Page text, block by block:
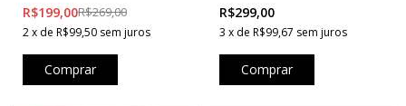
R$199,00R$269,00
2x de R$99,50 sem juros
Comprar
R$299,00
3 x de R$99,67 sem juros
Comprar